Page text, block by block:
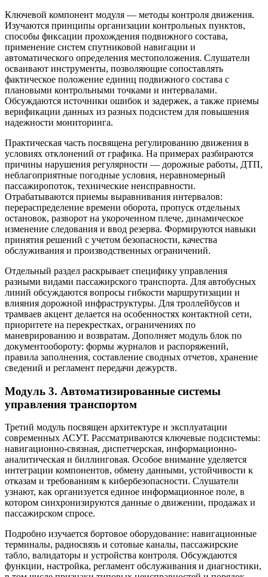
Ключевой компонент модуля — методы контроля движения.
Изучаются принципы организации контрольных пунктов,
способы фиксации прохождения подвижного состава,
применение систем спутниковой навигации и
автоматического определения местоположения. Слушатели
осваивают инструменты, позволяющие сопоставлять
фактическое положение единиц подвижного состава с
плановыми контрольными точками и интервалами.
Обсуждаются источники ошибок и задержек, а также приемы
верификации данных из разных подсистем для повышения
надежности мониторинга.
Практическая часть посвящена регулированию движения в
условиях отклонений от графика. На примерах разбираются
причины нарушения регулярности — дорожные работы, ДТП,
неблагоприятные погодные условия, неравномерный
пассажиропоток, технические неисправности.
Отрабатываются приемы выравнивания интервалов:
перераспределение времени оборота, пропуск отдельных
остановок, разворот на укороченном плече, динамическое
изменение следования и ввод резерва. Формируются навыки
принятия решений с учетом безопасности, качества
обслуживания и производственных ограничений.
Отдельный раздел раскрывает специфику управления
разными видами пассажирского транспорта. Для автобусных
линий обсуждаются вопросы гибкости маршрутизации и
влияния дорожной инфраструктуры. Для троллейбусов и
трамваев акцент делается на особенностях контактной сети,
приоритете на перекрестках, ограничениях по
маневрированию и возвратам. Дополняет модуль блок по
документообороту: формы журналов и распоряжений,
правила заполнения, составление сводных отчетов, хранение
сведений и регламент передачи дежурств.
Модуль 3. Автоматизированные системы
управления транспортом
Третий модуль посвящен архитектуре и эксплуатации
современных АСУТ. Рассматриваются ключевые подсистемы:
навигационно-связная, диспетчерская, информационно-
аналитическая и биллинговая. Особое внимание уделяется
интеграции компонентов, обмену данными, устойчивости к
отказам и требованиям к кибербезопасности. Слушатели
узнают, как организуется единое информационное поле, в
котором синхронизируются данные о движении, продажах и
пассажирском спросе.
Подробно изучается бортовое оборудование: навигационные
терминалы, радиосвязь и сотовые каналы, пассажирские
табло, валидаторы и устройства контроля. Обсуждаются
функции, настройка, регламент обслуживания и диагностики,